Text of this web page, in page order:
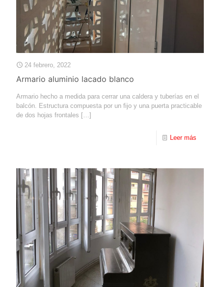
24 febrero, 2022
Armario aluminio lacado blanco
Armario hecho a medida para cerrar una caldera y tuberías en el
balcón. Estructura compuesta por un fijo y una puerta practicable
de dos hojas frontales […]
Leer más